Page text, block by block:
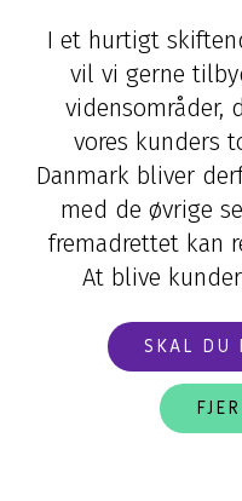
I et hurtigt
vil vi gerne
vidensområder,
vores kunders
Danmark bliver
med de øvrige
fremadrettet kan
At blive
SKAL DU